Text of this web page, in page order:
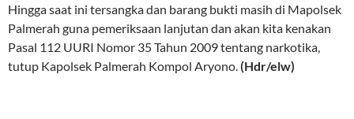
Hingga saat ini tersangka dan barang bukti masih di Mapolsek
Palmerah guna pemeriksaan lanjutan dan akan kita kenakan
Pasal 112 UURI Nomor 35 Tahun 2009 tentang narkotika,
tutup Kapolsek Palmerah Kompol Aryono. (Hdr/elw)